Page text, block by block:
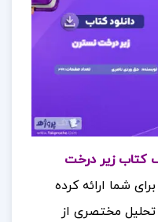
کتاب زیر درخت
برای شما ارائه کرده
مختصری از